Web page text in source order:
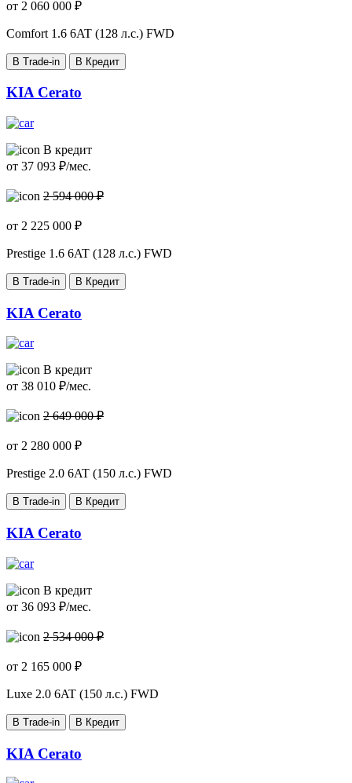
от 2 060 000 ₽
Comfort 1.6 6AT (128 л.с.) FWD
В Trade-in В Кредит
KIA Cerato
В кредит
от 37 093 ₽/мес.
2 594 000 ₽
от 2 225 000 ₽
Prestige 1.6 6AT (128 л.с.) FWD
В Trade-in В Кредит
KIA Cerato
В кредит
от 38 010 ₽/мес.
2 649 000 ₽
от 2 280 000 ₽
Prestige 2.0 6AT (150 л.с.) FWD
В Trade-in В Кредит
KIA Cerato
В кредит
от 36 093 ₽/мес.
2 534 000 ₽
от 2 165 000 ₽
Luxe 2.0 6AT (150 л.с.) FWD
В Trade-in В Кредит
KIA Cerato